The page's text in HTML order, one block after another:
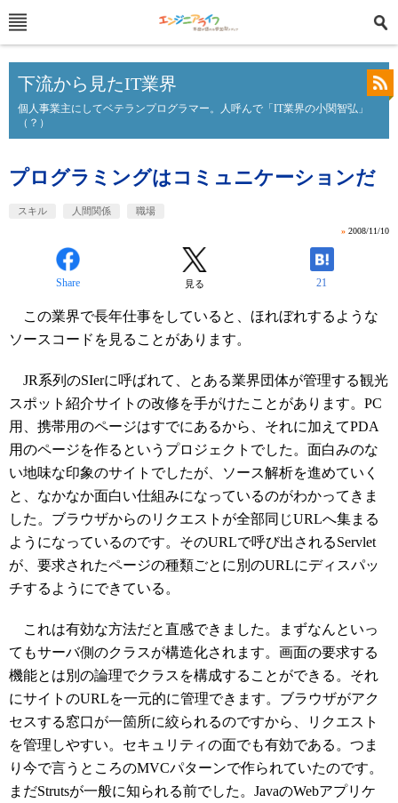
下流から見たIT業界
個人事業主にしてベテランプログラマー。人呼んで「IT業界の小関智弘」
（？）
プログラミングはコミュニケーションだ
スキル 人間関係 職場
» 2008/11/10
Share 見る 21
この業界で長年仕事をしていると、ほれぼれするような
ソースコードを見ることがあります。
JR系列のSIerに呼ばれて、とある業界団体が管理する観光
スポット紹介サイトの改修を手がけたことがあります。PC
用、携帯用のページはすでにあるから、それに加えてPDA
用のページを作るというプロジェクトでした。面白みのな
い地味な印象のサイトでしたが、ソース解析を進めていく
と、なかなか面白い仕組みになっているのがわかってきま
した。ブラウザからのリクエストが全部同じURLへ集まる
ようになっているのです。そのURLで呼び出されるServlet
が、要求されたページの種類ごとに別のURLにディスパッ
チするようにできている。
これは有効な方法だと直感できました。まずなんといっ
てもサーバ側のクラスが構造化されます。画面の要求する
機能とは別の論理でクラスを構成することができる。それ
にサイトのURLを一元的に管理できます。ブラウザがアク
セスする窓口が一箇所に絞られるのですから、リクエスト
を管理しやすい。セキュリティの面でも有効である。つま
り今で言うところのMVCパターンで作られていたのです。
まだStrutsが一般に知られる前でした。JavaのWebアプリケ